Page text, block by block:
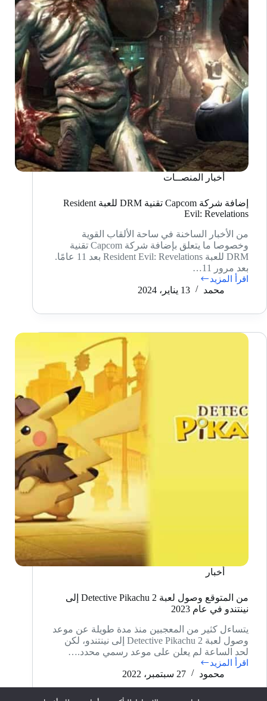
أخبار المنصــات
إضافة شركة Capcom تقنية DRM للعبة Resident
Evil: Revelations
من الأخبار الساخنة في ساحة الألقاب القوية
وخصوصا ما يتعلق بإضافة شركة Capcom تقنية
DRM للعبة Resident Evil: Revelations بعد 11 عامًا.
بعد مرور 11…
اقرأ المزيد
إضافة
تقنية
للعبة
محمد 13 يناير، 2024
أخبار
من المتوقع وصول لعبة Detective Pikachu 2 إلى
نينتندو في عام 2023
يتساءل كثير من المعجبين منذ مدة طويلة عن موعد
وصول لعبة Detective Pikachu 2 إلى نينتندو، لكن
لحد الساعة لم يعلن على موعد رسمي محدد.…
اقرأ المزيد
من
المتوقع
وصول
محمود 27 سبتمبر، 2022